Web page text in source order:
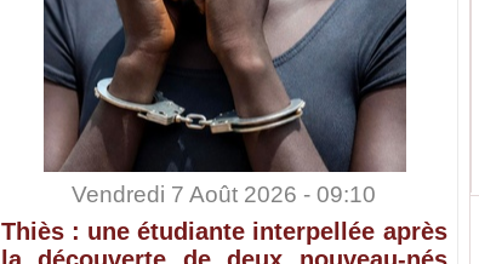
Vendredi 7 Août 2026 - 09:10
Thiès : une étudiante interpellée après